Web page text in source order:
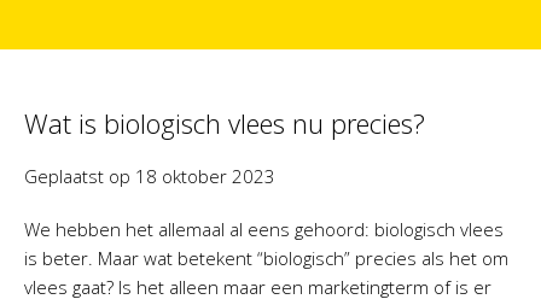
Wat is biologisch vlees nu precies?
Geplaatst op 18 oktober 2023
We hebben het allemaal al eens gehoord: biologisch vlees
is beter. Maar wat betekent “biologisch” precies als het om
vlees gaat? Is het alleen maar een marketingterm of is er